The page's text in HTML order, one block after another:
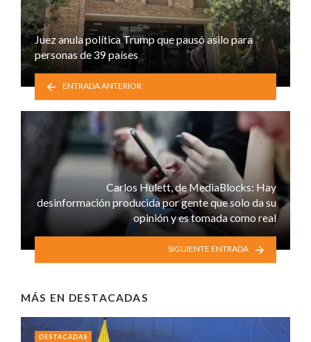
Juez anula política Trump que pausó asilo para
personas de 39 países
ENTRADA ANTERIOR
Carlos Hulett, de MediaBlocks: Hay
desinformación producida por gente que solo da su
opinión y es tomada como real
SIGUIENTE ENTRADA
MÁS EN DESTACADAS
DESTACADAS